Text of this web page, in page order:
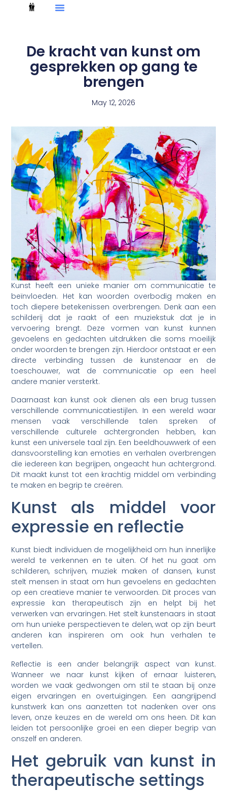
De kracht van kunst om
gesprekken op gang te
brengen
May 12, 2026
Kunst heeft een unieke manier om communicatie te
beïnvloeden. Het kan woorden overbodig maken en
toch diepere betekenissen overbrengen. Denk aan een
schilderij dat je raakt of een muziekstuk dat je in
vervoering brengt. Deze vormen van kunst kunnen
gevoelens en gedachten uitdrukken die soms moeilijk
onder woorden te brengen zijn. Hierdoor ontstaat er een
directe verbinding tussen de kunstenaar en de
toeschouwer, wat de communicatie op een heel
andere manier versterkt.
Daarnaast kan kunst ook dienen als een brug tussen
verschillende communicatiestijlen. In een wereld waar
mensen vaak verschillende talen spreken of
verschillende culturele achtergronden hebben, kan
kunst een universele taal zijn. Een beeldhouwwerk of een
dansvoorstelling kan emoties en verhalen overbrengen
die iedereen kan begrijpen, ongeacht hun achtergrond.
Dit maakt kunst tot een krachtig middel om verbinding
te maken en begrip te creëren.
Kunst als middel voor
expressie en reflectie
Kunst biedt individuen de mogelijkheid om hun innerlijke
wereld te verkennen en te uiten. Of het nu gaat om
schilderen, schrijven, muziek maken of dansen, kunst
stelt mensen in staat om hun gevoelens en gedachten
op een creatieve manier te verwoorden. Dit proces van
expressie kan therapeutisch zijn en helpt bij het
verwerken van ervaringen. Het stelt kunstenaars in staat
om hun unieke perspectieven te delen, wat op zijn beurt
anderen kan inspireren om ook hun verhalen te
vertellen.
Reflectie is een ander belangrijk aspect van kunst.
Wanneer we naar kunst kijken of ernaar luisteren,
worden we vaak gedwongen om stil te staan bij onze
eigen ervaringen en overtuigingen. Een aangrijpend
kunstwerk kan ons aanzetten tot nadenken over ons
leven, onze keuzes en de wereld om ons heen. Dit kan
leiden tot persoonlijke groei en een dieper begrip van
onszelf en anderen.
Het gebruik van kunst in
therapeutische settings